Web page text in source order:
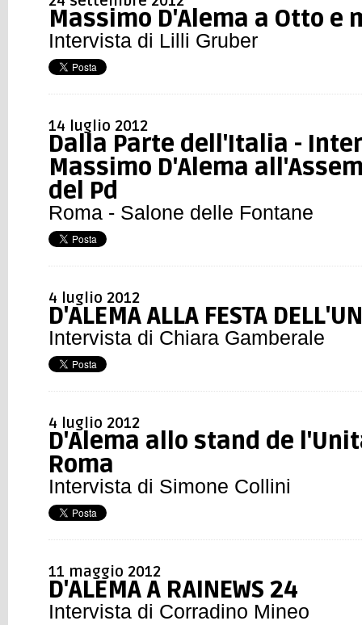
Massimo D'Alema a Otto e
Intervista di Lilli Gruber
14 luglio 2012
Dalla Parte dell'Italia -
Massimo D'Alema
del Pd
Roma - Salone delle Fontane
4 luglio 2012
D'ALEMA ALLA FESTA
Intervista di Chiara Gamberale
4 luglio 2012
D'Alema allo stand de
Roma
Intervista di Simone Collini
11 maggio 2012
D'ALEMA A RAINEWS 24
Intervista di Corradino Mineo